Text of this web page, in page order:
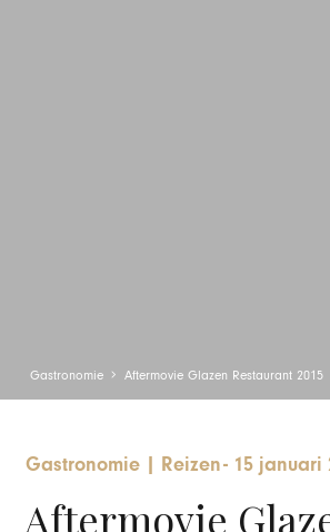
Gastronomie Aftermovie Glazen Restaurant 2015
Gastronomie | Reizen- 15 januari
Aftermovie